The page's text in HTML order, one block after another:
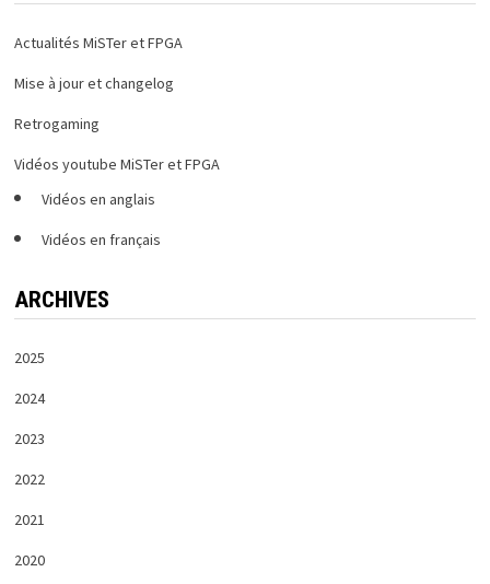
Actualités MiSTer et FPGA
Mise à jour et changelog
Retrogaming
Vidéos youtube MiSTer et FPGA
Vidéos en anglais
Vidéos en français
ARCHIVES
2025
2024
2023
2022
2021
2020